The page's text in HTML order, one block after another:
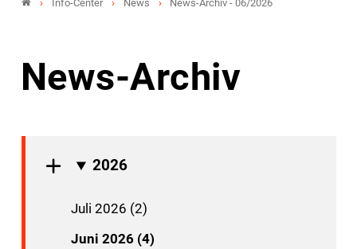
Info-Center News News-Archiv - 06/2026
News-Archiv
2026
Juli 2026 (2)
Juni 2026 (4)